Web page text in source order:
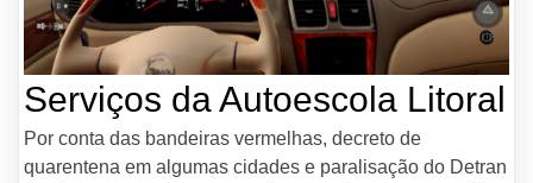
Serviços da Autoescola Litoral
Por conta das bandeiras vermelhas, decreto de
quarentena em algumas cidades e paralisação do Detran